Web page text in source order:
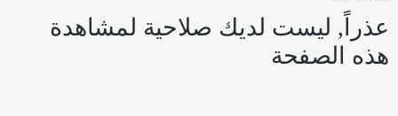
عذراً, ليست لديك صلاحية لمشاهدة
هذه الصفحة